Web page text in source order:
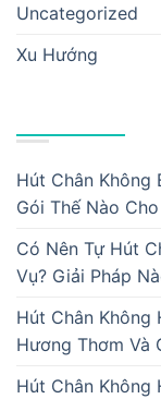
Uncategorized
Xu Hướng
Hút Chân
Gói Thế Nào
Có Nên Tự Hút
Vụ? Giải Pháp
Hút Chân Không
Hương Thơm Và
Hút Chân Không